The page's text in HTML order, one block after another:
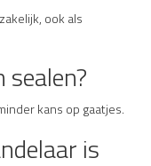
ook als
kans op gaatjes.
is